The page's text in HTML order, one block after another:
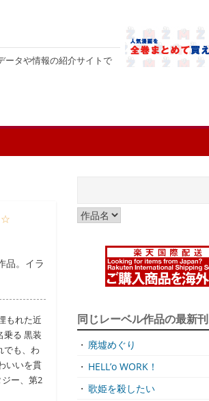
ータや情報の紹介サイトで
☆
品。イラ
もれた近
乗る 黒装
でも、わ
いいを貫
ー、第2
同じレーベル作品の最新刊
・ 廃墟めぐり
・ HELL’o WORK！
・ 歌姫を殺したい